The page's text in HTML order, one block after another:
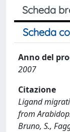
Scheda
Scheda
Anno del
2007
Citazione
Ligand
from
Bruno, S.,